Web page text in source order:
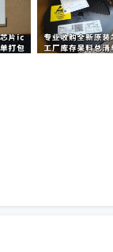
闲置物料回笼资金
日上门看货📱